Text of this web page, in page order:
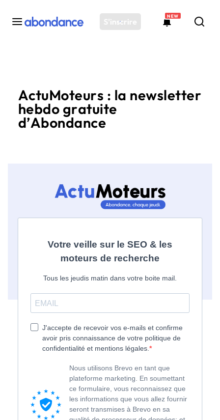
S'inscrire
NEW
Plateforme
Outils
Solutions
ActuMoteurs : la newsletter
hebdo gratuite
d’Abondance